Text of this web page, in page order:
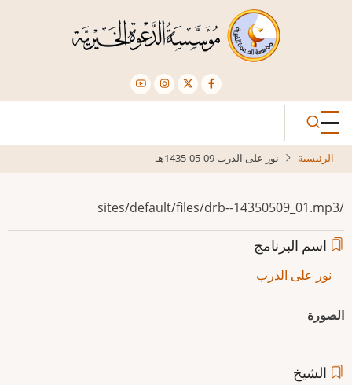
الرئيسية نور على الدرب 09-05-1435هـ
/sites/default/files/drb--14350509_01.mp3
اسم البرنامج
نور على الدرب
الصورة
الشيخ